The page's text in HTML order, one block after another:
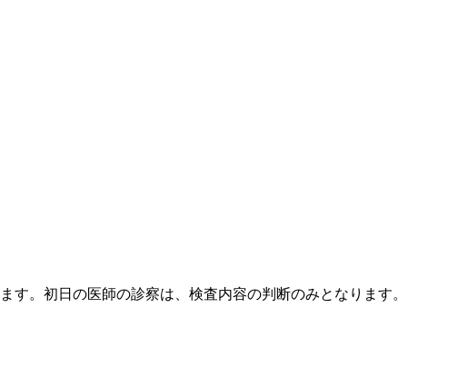
。初日の医師の診察は、検査内容の判断のみとなります。